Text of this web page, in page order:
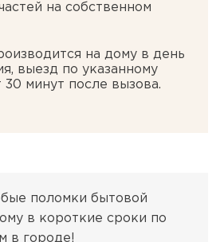
на собственном
на дому в день
выезд по указанному
30 минут после вызова.
поломки бытовой
в короткие сроки по
в городе!